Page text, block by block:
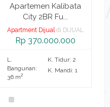
Apartemen Kalibata
City 2BR Fu...
Apartment Dijual di DIJUAL
Rp 370.000.000
L.
Bangunan:
36 m2
K. Tidur: 2
K. Mandi: 1